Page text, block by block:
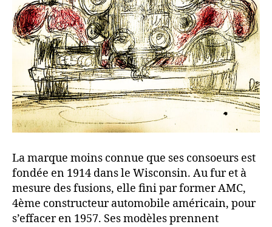
La marque moins connue que ses consoeurs est
fondée en 1914 dans le Wisconsin. Au fur et à
mesure des fusions, elle fini par former AMC,
4ème constructeur automobile américain, pour
s’effacer en 1957. Ses modèles prennent